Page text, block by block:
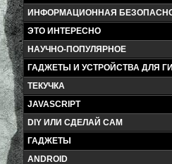
ИНФОРМАЦИОННАЯ
ЭТО ИНТЕРЕСНО
НАУЧНО-ПОПУЛЯРНОЕ
ГАДЖЕТЫ И УСТРОЙСТВА ДЛЯ
ТЕКУЧКА
JAVASCRIPT
DIY ИЛИ СДЕЛАЙ САМ
ГАДЖЕТЫ
ANDROID